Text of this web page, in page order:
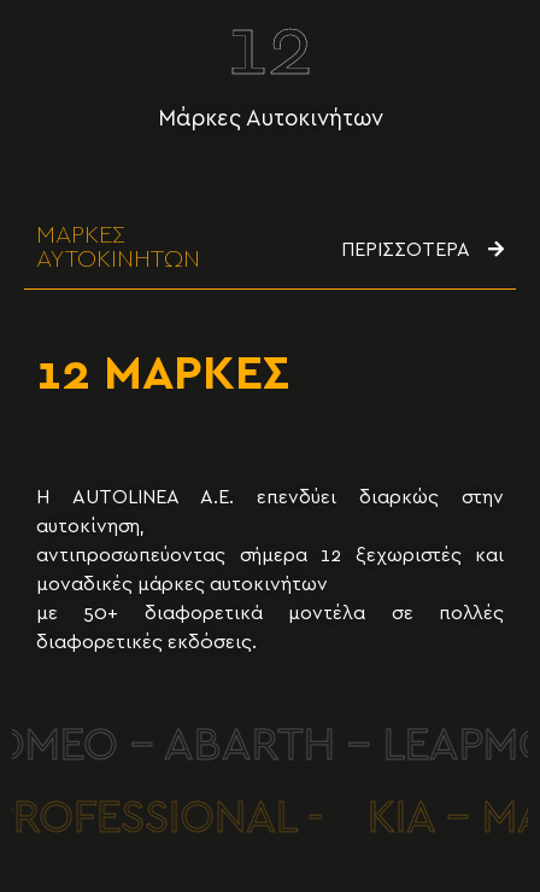
Μάρκες Αυτοκινήτων
12
ΜΑΡΚΕΣ
ΑΥΤΟΚΙΝΗΤΩΝ
ΠΕΡΙΣΣΟΤΕΡΑ
12 ΜΑΡΚΕΣ
Η AUTOLINEA A.E. επενδύει διαρκώς στην
αυτοκίνηση,
αντιπροσωπεύοντας σήμερα 12 ξεχωριστές και
μοναδικές μάρκες αυτοκινήτων
με 50+ διαφορετικά μοντέλα σε πολλές
διαφορετικές εκδόσεις.
- ABARTH -
KIA -
-